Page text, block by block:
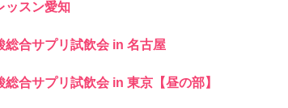
スン愛知
合サプリ試飲会 in 名古屋
合サプリ試飲会 in 東京【昼の部】